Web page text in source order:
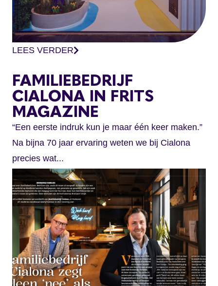
LEES VERDER
FAMILIEBEDRIJF
CIALONA IN FRITS
MAGAZINE
“Een eerste indruk kun je maar één keer maken.”
Na bijna 70 jaar ervaring weten we bij Cialona
precies wat...